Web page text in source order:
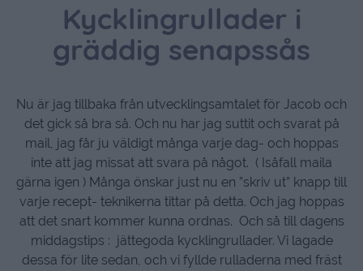
Kycklingrullader i
gräddig senapssås
Nu är jag tillbaka från utvecklingsamtalet för Jacob och
det gick så bra så. Och nu har jag suttit och svarat på
mail, jag får ju väldigt många varje dag- och hoppas
inte att jag missat att svara på något. ( Isåfall maila
gärna igen ) Många önskar just nu en ”skriv ut” knapp till
varje recept- teknikerna tittar på detta. Och jag hoppas
att det snart kommer kunna ordnas. Och så till dagens
middagstips : jättegoda kycklingrullader. Vi lagade
dessa för lite sedan, och vi fyllde rulladerna med fräst